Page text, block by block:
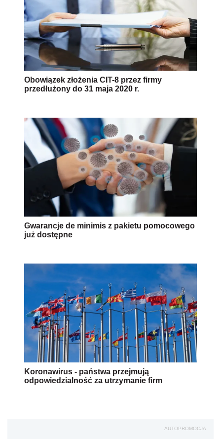
Obowiązek złożenia CIT-8 przez firmy
przedłużony do 31 maja 2020 r.
Gwarancje de minimis z pakietu pomocowego
już dostępne
Koronawirus - państwa przejmują
odpowiedzialność za utrzymanie firm
AUTOPROMOCJA